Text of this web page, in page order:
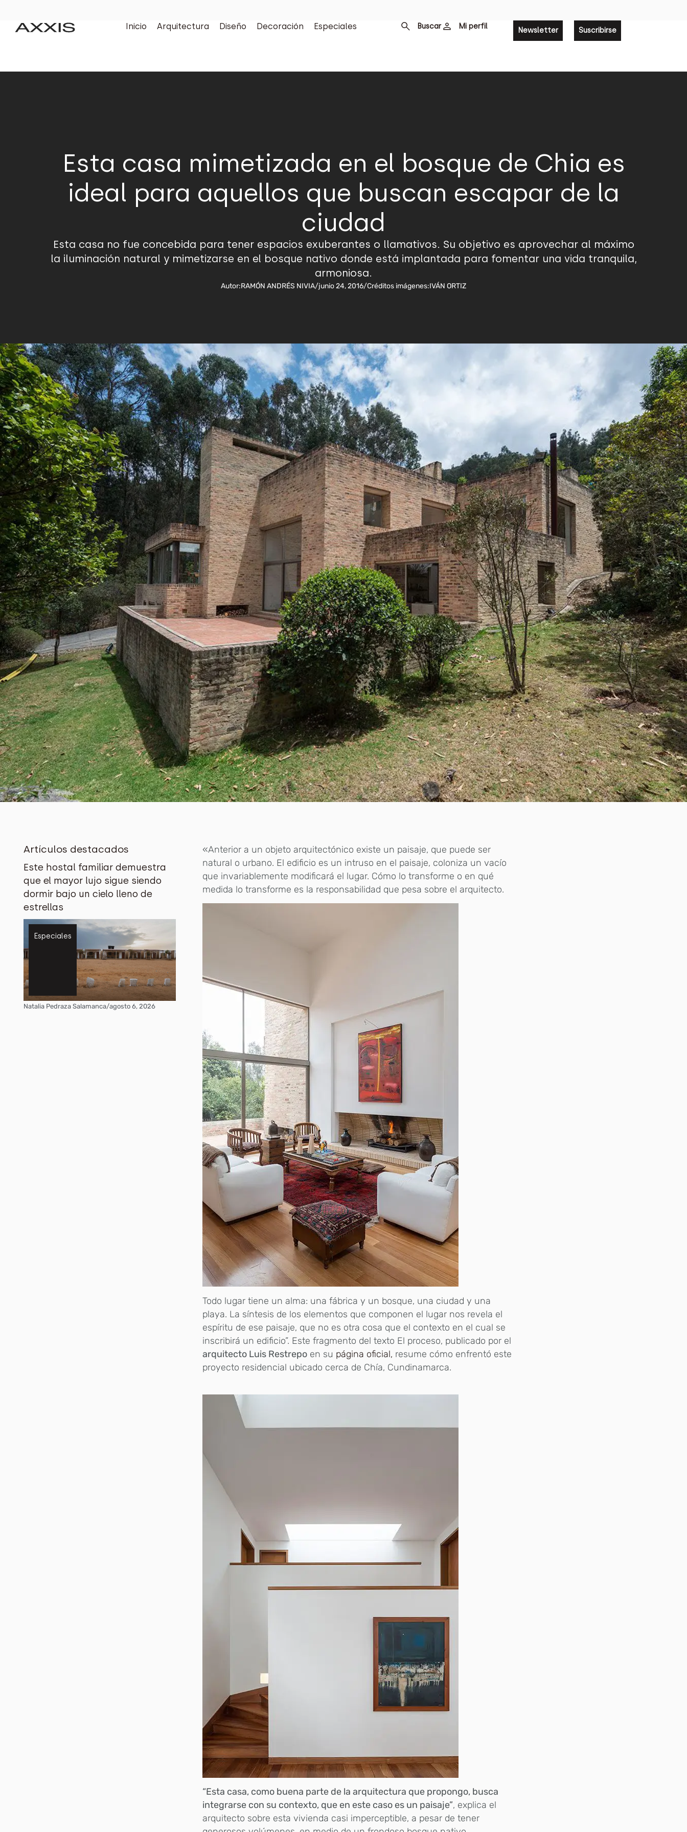
Inicio Arquitectura Diseño Decoración Especiales Buscar Mi perfil Newsletter Suscribirse
Esta casa mimetizada en el bosque de Chia es
ideal para aquellos que buscan escapar de la
ciudad
Esta casa no fue concebida para tener espacios exuberantes o llamativos. Su objetivo es aprovechar al máximo
la iluminación natural y mimetizarse en el bosque nativo donde está implantada para fomentar una vida tranquila,
armoniosa.
Autor:RAMÓN ANDRÉS NIVIA/junio 24, 2016/Créditos imágenes:IVÁN ORTIZ
Artículos destacados
Este hostal familiar demuestra
que el mayor lujo sigue siendo
dormir bajo un cielo lleno de
estrellas
Especiales
Natalia Pedraza Salamanca/agosto 6, 2026
«Anterior a un objeto arquitectónico existe un paisaje, que puede ser
natural o urbano. El edificio es un intruso en el paisaje, coloniza un vacío
que invariablemente modificará el lugar. Cómo lo transforme o en qué
medida lo transforme es la responsabilidad que pesa sobre el arquitecto.
Todo lugar tiene un alma: una fábrica y un bosque, una ciudad y una
playa. La síntesis de los elementos que componen el lugar nos revela el
espíritu de ese paisaje, que no es otra cosa que el contexto en el cual se
inscribirá un edificio”. Este fragmento del texto El proceso, publicado por el
arquitecto Luis Restrepo en su página oficial, resume cómo enfrentó este
proyecto residencial ubicado cerca de Chía, Cundinamarca.
“Esta casa, como buena parte de la arquitectura que propongo, busca
integrarse con su contexto, que en este caso es un paisaje”, explica el
arquitecto sobre esta vivienda casi imperceptible, a pesar de tener